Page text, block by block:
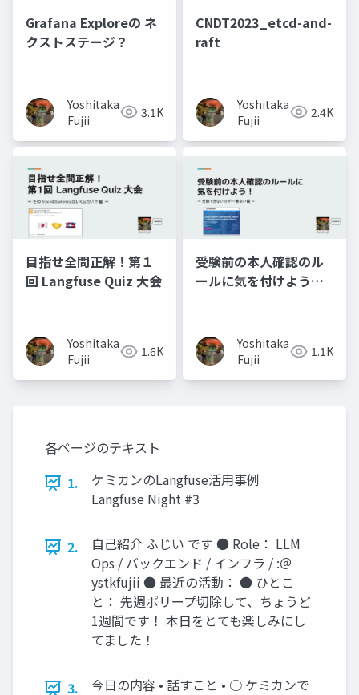
Grafana Exploreの ネ
クストステージ？
Yoshitaka
Fujii
3.1K
CNDT2023_etcd-and-
raft
Yoshitaka
Fujii
2.4K
目指せ全問正解！第１
回 Langfuse Quiz 大会
Yoshitaka
Fujii
1.6K
受験前の本人確認のル
ールに気を付けよう！~
Yoshitaka
Fujii
1.1K
各ページのテキスト
1.
ケミカンのLangfuse活用事例
Langfuse Night #3
2.
自己紹介 ふじい です ● Role： LLM
Ops / バックエンド / インフラ / :＠
ystkfujii ● 最近の活動： ● ひとこ
と： 先週ポリープ切除して、ちょうど
1週間です！ 本日をとても楽しみにし
てました！
3.
今日の内容 • 話すこと • ○ ケミカンで